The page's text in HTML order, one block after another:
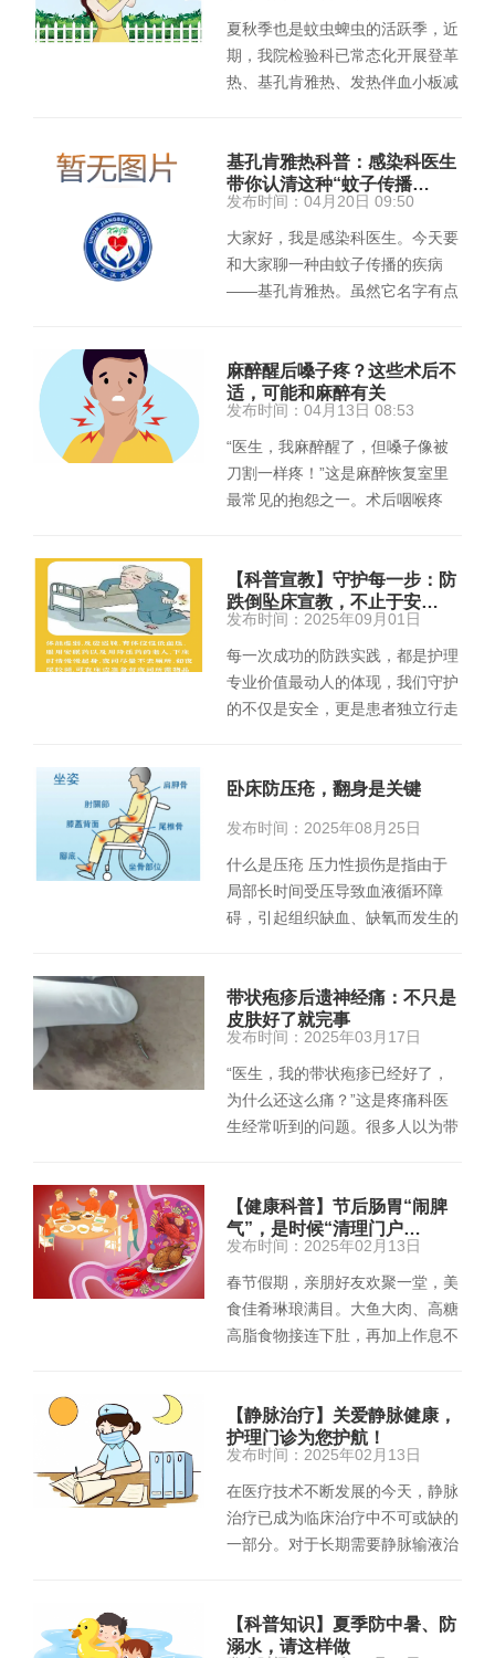
夏秋季也是蚊虫蜱虫的活跃季，近
期，我院检验科已常态化开展登革
热、基孔肯雅热、发热伴血小板减
基孔肯雅热科普：感染科医生
带你认清这种“蚊子传播…
发布时间：04月20日 09:50
大家好，我是感染科医生。今天要
和大家聊一种由蚊子传播的疾病
——基孔肯雅热。虽然它名字有点
麻醉醒后嗓子疼？这些术后不
适，可能和麻醉有关
发布时间：04月13日 08:53
“医生，我麻醉醒了，但嗓子像被
刀割一样疼！”这是麻醉恢复室里
最常见的抱怨之一。术后咽喉疼
【科普宣教】守护每一步：防
跌倒坠床宣教，不止于安…
发布时间：2025年09月01日
每一次成功的防跌实践，都是护理
专业价值最动人的体现，我们守护
的不仅是安全，更是患者独立行走
卧床防压疮，翻身是关键
发布时间：2025年08月25日
什么是压疮 压力性损伤是指由于
局部长时间受压导致血液循环障
碍，引起组织缺血、缺氧而发生的
带状疱疹后遗神经痛：不只是
皮肤好了就完事
发布时间：2025年03月17日
“医生，我的带状疱疹已经好了，
为什么还这么痛？”这是疼痛科医
生经常听到的问题。很多人以为带
【健康科普】节后肠胃“闹脾
气”，是时候“清理门户…
发布时间：2025年02月13日
春节假期，亲朋好友欢聚一堂，美
食佳肴琳琅满目。大鱼大肉、高糖
高脂食物接连下肚，再加上作息不
【静脉治疗】关爱静脉健康，
护理门诊为您护航！
发布时间：2025年02月13日
在医疗技术不断发展的今天，静脉
治疗已成为临床治疗中不可或缺的
一部分。对于长期需要静脉输液治
【科普知识】夏季防中暑、防
溺水，请这样做